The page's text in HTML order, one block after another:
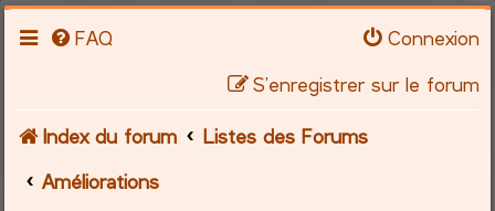
FAQ
Connexion
S’enregistrer sur le forum
Index du forum
Listes des Forums
Améliorations